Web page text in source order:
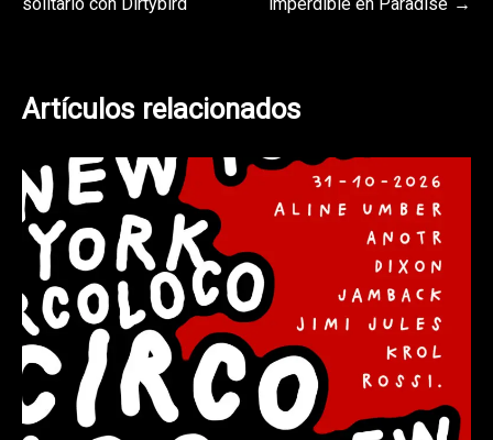
solitario con Dirtybird imperdible en Paradise
Artículos relacionados